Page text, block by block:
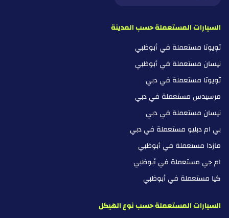
السيارات المستعملة حسب المدينة
تويوتا مستعملة في أبوظبي
نيسان مستعملة في أبوظبي
تويوتا مستعملة في دبي
مرسيدس مستعملة في دبي
نيسان مستعملة في دبي
بي ام دبليو مستعملة في دبي
مازدا مستعملة في أبوظبي
ام جي مستعملة في أبوظبي
كيا مستعملة في أبوظبي
السيارات المستعملة حسب نوع الهيكل